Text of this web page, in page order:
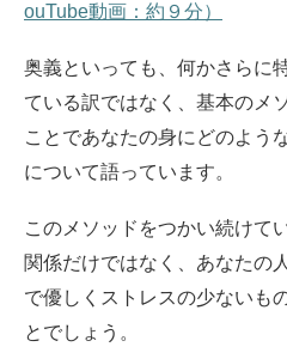
ouTube動画：約９分）
奥義といっても、何かさらに
ている訳ではなく、基本のメ
ことであなたの身にどのよう
について語っています。
このメソッドをつかい続けて
関係だけではなく、あなたの
で優しくストレスの少ないも
とでしょう。